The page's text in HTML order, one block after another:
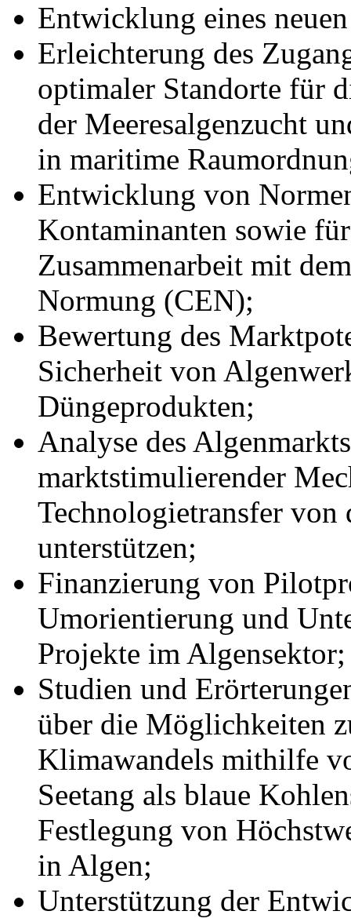
Entwicklung eines
Erleichterung des
optimaler Standorte für
der Meeresalgenzucht
in maritime
Entwicklung von
Kontaminanten sowie
Zusammenarbeit mit
Normung (CEN);
Bewertung des
Sicherheit von
Düngeprodukten;
Analyse des
marktstimulierender
Technologietransfer
unterstützen;
Finanzierung von
Umorientierung und
Projekte im Algensektor;
Studien und
über die Möglichkeiten
Klimawandels mithilfe
Seetang als blaue
Festlegung von
in Algen;
Unterstützung der